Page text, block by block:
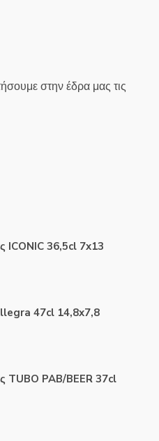
στην έδρα μας τις
ICONIC 36,5cl 7x13
47cl 14,8x7,8
TUBO PAB/BEER 37cl